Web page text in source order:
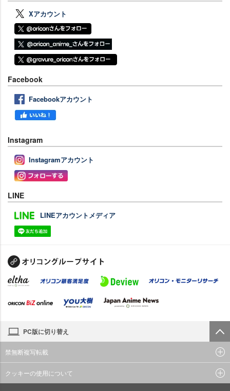
Xアカウント
Facebook
Facebookアカウント
Instagram
Instagramアカウント
LINE
LINEアカウントメディア
PC版に切り替え
禁無断複写転載
クッキーの使用について